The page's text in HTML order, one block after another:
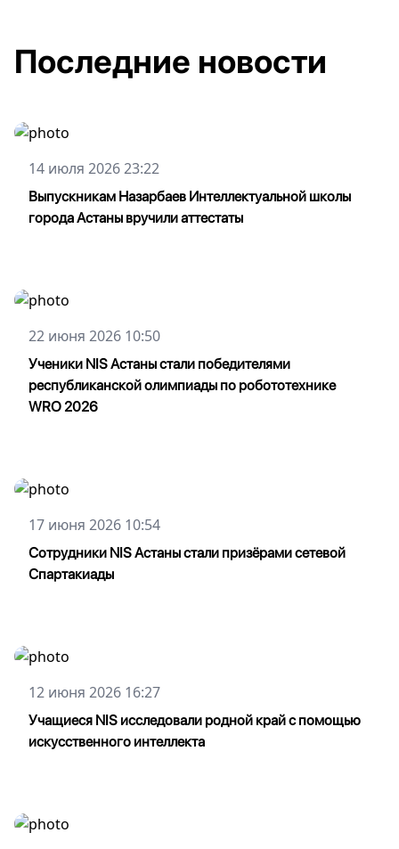
Последние новости
14 июля 2026 23:22
Выпускникам Назарбаев Интеллектуальной школы
города Астаны вручили аттестаты
22 июня 2026 10:50
Ученики NIS Астаны стали победителями
республиканской олимпиады по робототехнике
WRO 2026
17 июня 2026 10:54
Сотрудники NIS Астаны стали призёрами сетевой
Спартакиады
12 июня 2026 16:27
Учащиеся NIS исследовали родной край с помощью
искусственного интеллекта